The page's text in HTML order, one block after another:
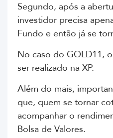
Segundo, após a
investidor precisa
Fundo e então já se
No caso do GOLD11,
ser realizado na XP.
Além do mais,
que, quem se tornar
acompanhar o
Bolsa de Valores.